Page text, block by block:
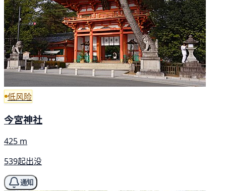
低风险
今宮神社
425 m
539起出没
通知